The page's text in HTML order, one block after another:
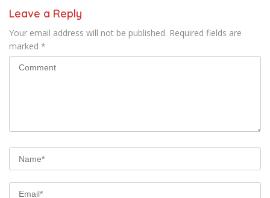
Leave a Reply
Your email address will not be published. Required fields are
marked *